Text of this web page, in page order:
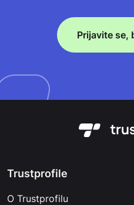
Prijavite se,
Trustprofile
O Trustprofilu